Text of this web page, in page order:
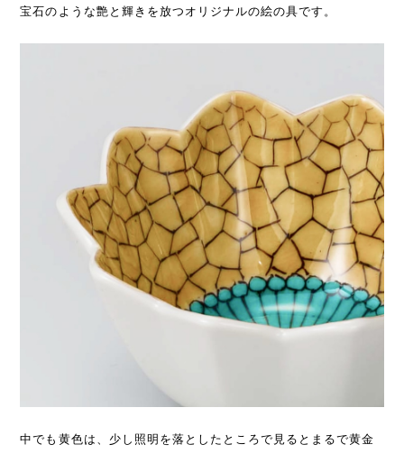
宝石のような艶と輝きを放つオリジナルの絵の具です。
中でも黄色は、少し照明を落としたところで見るとまるで黄金